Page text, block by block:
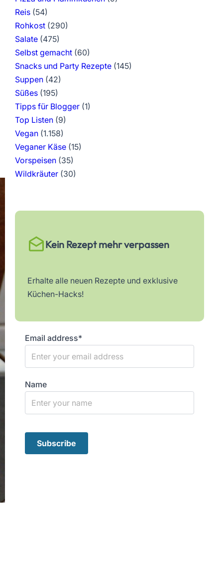
Reis(54)
Rohkost(290)
Salate(475)
Selbst gemacht(60)
Snacks und Party Rezepte(145)
Suppen(42)
Süßes(195)
Tipps für Blogger(1)
Top Listen(9)
Vegan(1.158)
Veganer Käse(15)
Vorspeisen(35)
Wildkräuter(30)
Kein Rezept mehr verpassen
Erhalte alle neuen Rezepte und exklusive
Küchen-Hacks!
Email address*
Name